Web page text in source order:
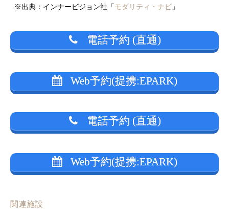
※出典：インナービジョン社「 モダリティ・ナビ 」
電話予約 (直通)
Web予約(提携:EPARK)
電話予約 (直通)
Web予約(提携:EPARK)
関連施設